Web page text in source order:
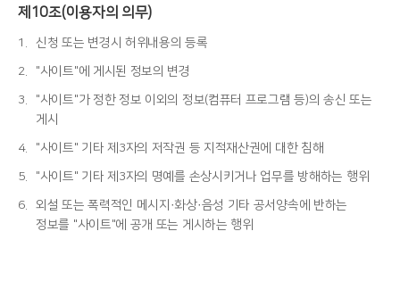
제10조(이용자의 의무)
1.
신청 또는 변경시 허위내용의 등록
2.
"사이트"에 게시된 정보의 변경
3.
"사이트"가 정한 정보 이외의 정보(컴퓨터 프로그램 등)의 송신 또는
게시
4.
"사이트" 기타 제3자의 저작권 등 지적재산권에 대한 침해
5.
"사이트" 기타 제3자의 명예를 손상시키거나 업무를 방해하는 행위
6.
외설 또는 폭력적인 메시지·화상·음성 기타 공서양속에 반하는
정보를 "사이트"에 공개 또는 게시하는 행위